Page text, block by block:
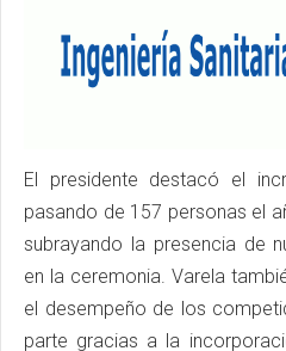
El presidente destacó el
pasando de 157 personas el
subrayando la presencia de
en la ceremonia. Varela
el desempeño de los
parte gracias a la